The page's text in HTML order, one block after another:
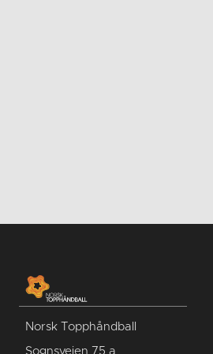
Norsk Topphåndball
Sognsveien 75 a